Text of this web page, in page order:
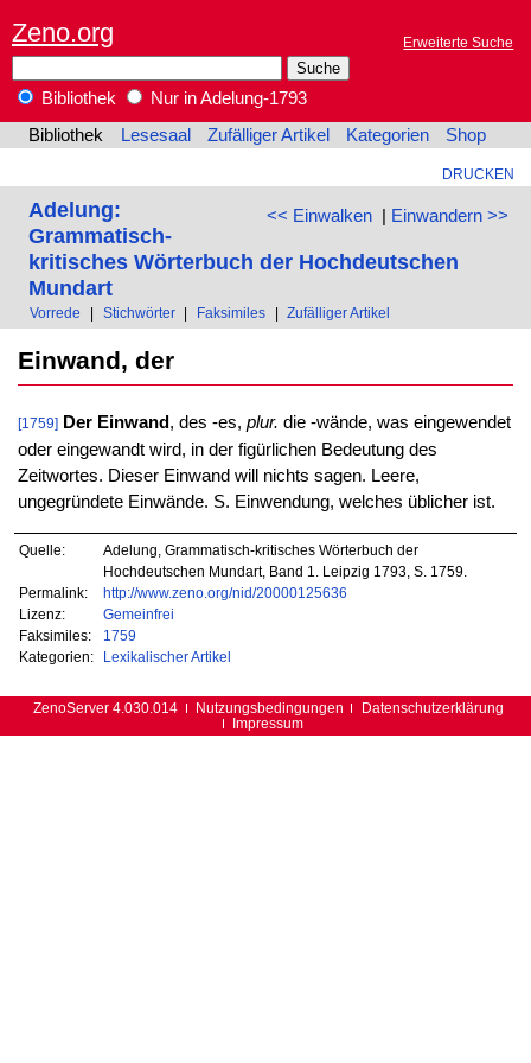
Zeno.org Erweiterte Suche
Bibliothek
Nur in Adelung-1793
Bibliothek
Lesesaal Zufälliger Artikel Kategorien Shop
DRUCKEN
<< Einwalken| Einwandern >>
Adelung:
Grammatisch-
kritisches Wörterbuch der Hochdeutschen
Mundart
Vorrede Stichwörter Faksimiles Zufälliger Artikel
Einwand, der
[1759] Der Einwand, des -es, plur. die -wände, was eingewendet
oder eingewandt wird, in der figürlichen Bedeutung des
Zeitwortes. Dieser Einwand will nichts sagen. Leere,
ungegründete Einwände. S. Einwendung, welches üblicher ist.
Quelle:
Adelung, Grammatisch-kritisches Wörterbuch der
Hochdeutschen Mundart, Band 1. Leipzig 1793, S. 1759.
Permalink:
http://www.zeno.org/nid/20000125636
Lizenz:
Gemeinfrei
Faksimiles:
1759
Kategorien:
Lexikalischer Artikel
ZenoServer 4.030.014 Nutzungsbedingungen
Datenschutzerklärung
Impressum